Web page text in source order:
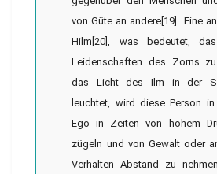
von Güte an andere[19]. Eine
Hilm[20], was bedeutet,
Leidenschaften des Zorns
das Licht des Ilm in der
leuchtet, wird diese Person
Ego in Zeiten von hohem
zügeln und von Gewalt oder
Verhalten Abstand zu